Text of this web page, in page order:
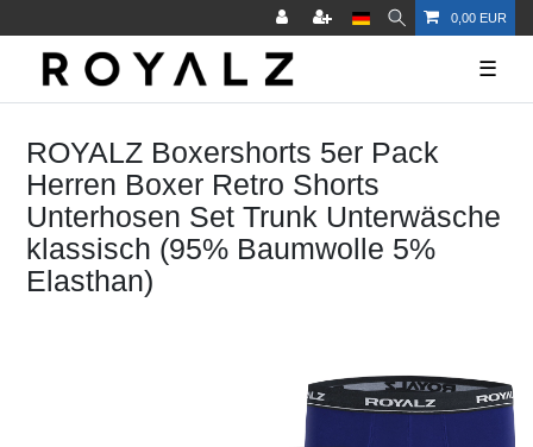
0,00 EUR
☰
ROYALZ Boxershorts 5er Pack
Herren Boxer Retro Shorts
Unterhosen Set Trunk Unterwäsche
klassisch (95% Baumwolle 5%
Elasthan)